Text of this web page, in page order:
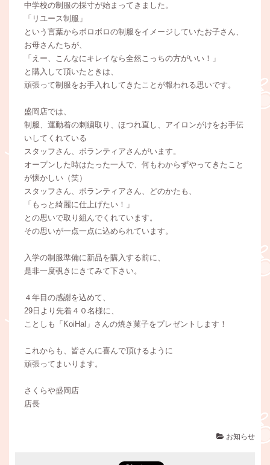
中学校の制服の採寸が始まってきました。
「リユース制服」
という言葉からボロボロの制服をイメージしていたお子さん、
お母さんたちが、
「えー、こんなにキレイなら全然こっちの方がいい！」
と購入して頂いたときは、
頑張って制服をお手入れしてきたことが報われる思いです。
盛岡店では、
制服、運動着の刺繍取り、ほつれ直し、アイロンがけをお手伝
いしてくれている
スタッフさん、ボランティアさんがいます。
オープンした時はたった一人で、何もわからずやってきたこと
が懐かしい（笑）
スタッフさん、ボランティアさん、どのかたも、
「もっと綺麗に仕上げたい！」
との思いで取り組んでくれています。
その思いが一点一点に込められています。
入学の制服準備に新品を購入する前に、
是非一度覗きにきてみて下さい。
４年目の感謝を込めて、
29日より先着４０名様に、
ことしも「KoiHal」さんの焼き菓子をプレゼントします！
これからも、皆さんに喜んで頂けるように
頑張ってまいります。
さくらや盛岡店
店長
お知らせ